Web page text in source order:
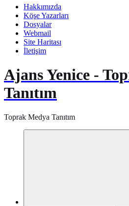
Hakkımızda
Köşe Yazarları
Dosyalar
Webmail
Site Haritası
İletişim
Ajans Yenice -
Tanıtım
Toprak Medya Tanıtım